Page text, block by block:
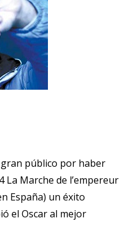
público por haber
La Marche de l’empereur
España) un éxito
el Oscar al mejor